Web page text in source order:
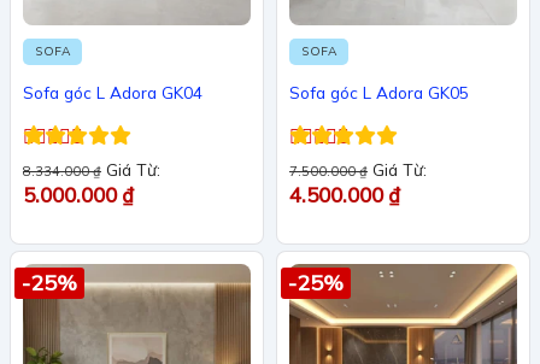
SOFA
Sofa góc L Adora GK04
Được xếp
hạng5 5 sao
8.334.000₫ Giá Từ:
5.000.000₫
SOFA
Sofa góc L Adora GK05
Được xếp
hạng5 5 sao
7.500.000₫ Giá Từ:
4.500.000₫
-25% -25%